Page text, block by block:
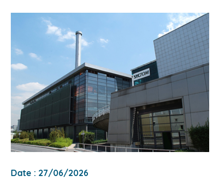
Date : 27/06/2026